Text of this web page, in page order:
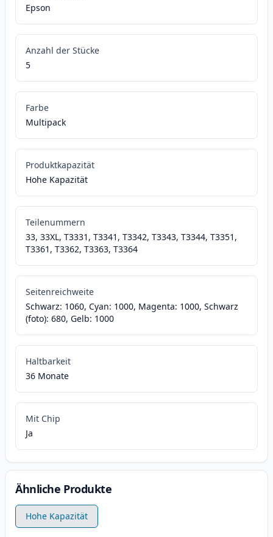
Epson
Anzahl der Stücke
5
Farbe
Multipack
Produktkapazität
Hohe Kapazität
Teilenummern
33, 33XL, T3331, T3341, T3342, T3343, T3344, T3351,
T3361, T3362, T3363, T3364
Seitenreichweite
Schwarz: 1060, Cyan: 1000, Magenta: 1000, Schwarz
(foto): 680, Gelb: 1000
Haltbarkeit
36 Monate
Mit Chip
Ja
Ähnliche Produkte
Hohe Kapazität